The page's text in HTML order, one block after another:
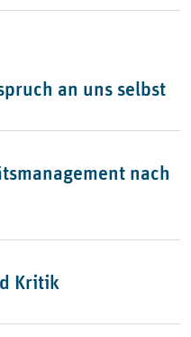
an uns selbst
nach
Kritik